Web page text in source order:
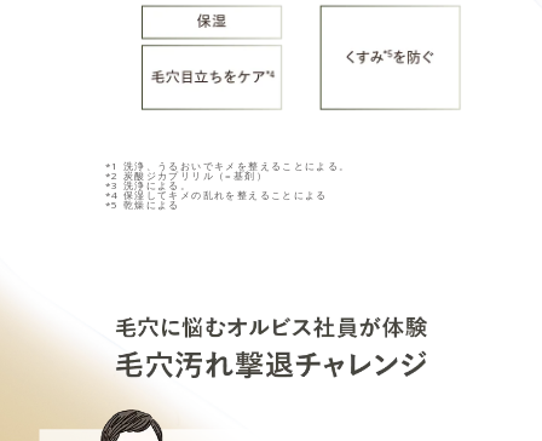
*1 洗浄、うるおいでキメを整えることによる。
*2 炭酸ジカプリリル（=基剤）
*3 洗浄による。
*4 保湿してキメの乱れを整えることによる
*5 乾燥による